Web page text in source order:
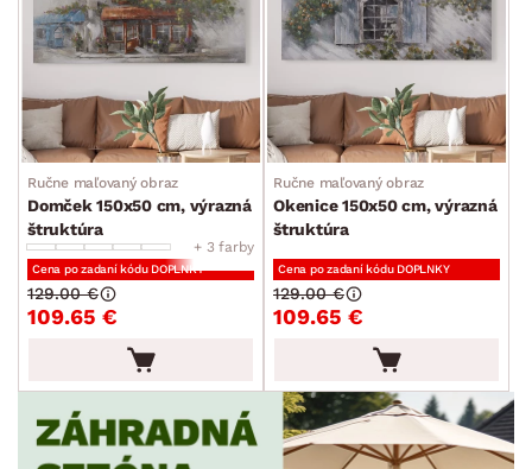
Ručne maľovaný obraz
Domček 150x50 cm, výrazná
štruktúra
+ 3 farby
Cena po zadaní kódu DOPLNKY
109.65 €
129.00 €
Ručne maľovaný obraz
Okenice 150x50 cm, výrazná
štruktúra
Cena po zadaní kódu DOPLNKY
109.65 €
129.00 €